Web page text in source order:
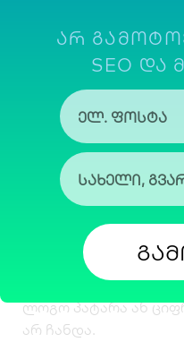
კონკურენტული
(ABC, NBC, CBS,
გლობალურად
1997 წლიდან
ადგილი უჭირავს.
დიზაინის
შექმნილი დიზაინი
სხვადასხვა
ლოგოებს
ასოებით და ფერადი
ლოგო პატარა ან
არ ჩანდა.
ᲐᲠ
SEO ᲓᲐ